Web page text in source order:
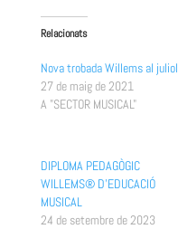
Relacionats
Nova trobada Willems al juliol
27 de maig de 2021
A "SECTOR MUSICAL"
DIPLOMA PEDAGÒGIC
WILLEMS® D’EDUCACIÓ
MUSICAL
24 de setembre de 2023